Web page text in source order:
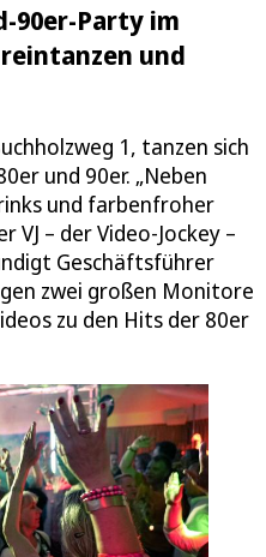
90er-Party im
und
1, tanzen sich
und 90er. „Neben
und farbenfroher
VJ – der Video-Jockey –
Geschäftsführer
zwei großen Monitore
zu den Hits der 80er